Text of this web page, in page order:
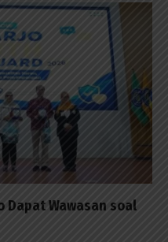
Dapat Wawasan soal